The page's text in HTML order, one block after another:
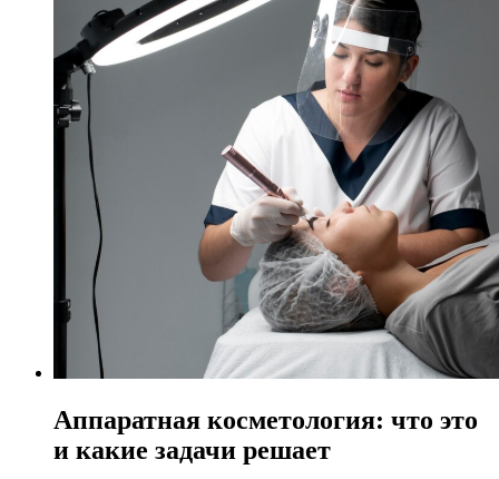
Аппаратная косметология: что это
и какие задачи решает